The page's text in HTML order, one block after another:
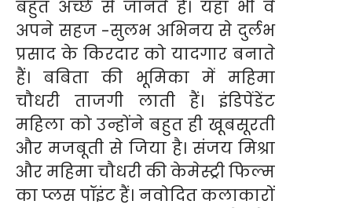
बहुत अच्छे से जानते हैं। यहां भी वे
अपने सहज -सुलभ अभिनय से दुर्लभ
प्रसाद के किरदार को यादगार बनाते
हैं। बबिता की भूमिका में महिमा
चौधरी ताजगी लाती हैं। इंडिपेंडेंट
महिला को उन्होंने बहुत ही खूबसूरती
और मजबूती से जिया है। संजय मिश्रा
और महिमा चौधरी की केमेस्ट्री फिल्म
का प्लस पॉइंट हैं। नवोदित कलाकारों